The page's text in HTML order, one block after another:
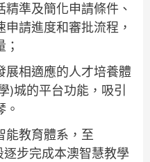
準及簡化申請條件、
請進度和審批流程，
展相適應的人才培養體
)城的平台功能，吸引
能教育體系，至
逐步完成本澳智慧教學